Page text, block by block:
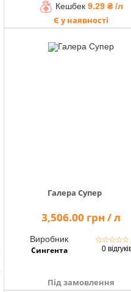
Кешбек 9.29 ₴ /л
Є у наявності
Галера Супер
3,506.00 грн / л
Виробник
Сингента
☆☆☆☆☆
0
Під замовлення